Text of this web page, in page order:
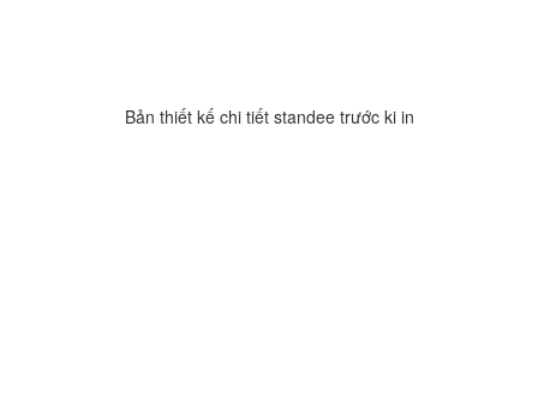
Bản thiết kế chi tiết standee trước ki in